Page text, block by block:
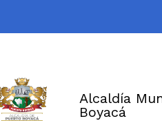
Alcaldía
Boyacá